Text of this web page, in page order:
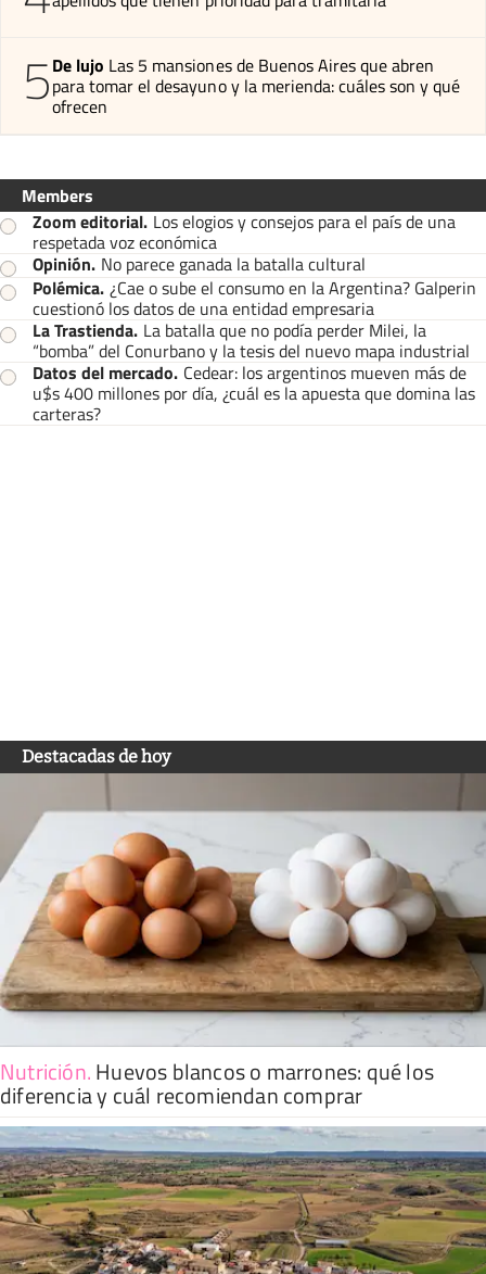
5De lujo Las 5 mansiones de Buenos Aires que abren
para tomar el desayuno y la merienda: cuáles son y qué
ofrecen
Members
Zoom editorial. Los elogios y consejos para el país de una
respetada voz económica
Opinión. No parece ganada la batalla cultural
Polémica. ¿Cae o sube el consumo en la Argentina? Galperin
cuestionó los datos de una entidad empresaria
La Trastienda. La batalla que no podía perder Milei, la
“bomba” del Conurbano y la tesis del nuevo mapa industrial
Datos del mercado. Cedear: los argentinos mueven más de
u$s 400 millones por día, ¿cuál es la apuesta que domina las
carteras?
Destacadas de hoy
Nutrición.Huevos blancos o marrones: qué los
diferencia y cuál recomiendan comprar